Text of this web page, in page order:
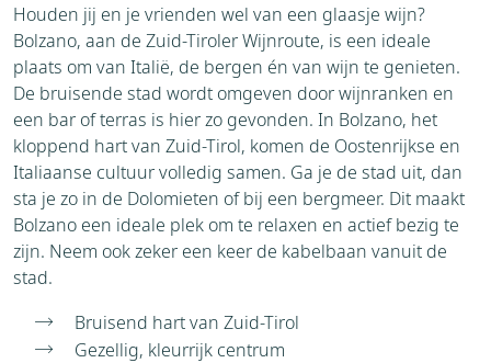
Houden jij en je vrienden wel van een glaasje wijn?
Bolzano, aan de Zuid-Tiroler Wijnroute, is een ideale
plaats om van Italië, de bergen én van wijn te genieten.
De bruisende stad wordt omgeven door wijnranken en
een bar of terras is hier zo gevonden. In Bolzano, het
kloppend hart van Zuid-Tirol, komen de Oostenrijkse en
Italiaanse cultuur volledig samen. Ga je de stad uit, dan
sta je zo in de Dolomieten of bij een bergmeer. Dit maakt
Bolzano een ideale plek om te relaxen en actief bezig te
zijn. Neem ook zeker een keer de kabelbaan vanuit de
stad.
Bruisend hart van Zuid-Tirol
Gezellig, kleurrijk centrum